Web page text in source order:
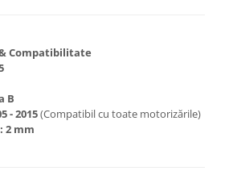
Compatibilitate
B
- 2015(Compatibil cu toate motorizările)
2 mm